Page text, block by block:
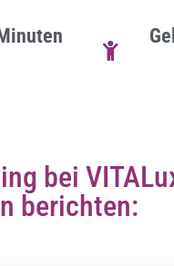
bei
berichten: